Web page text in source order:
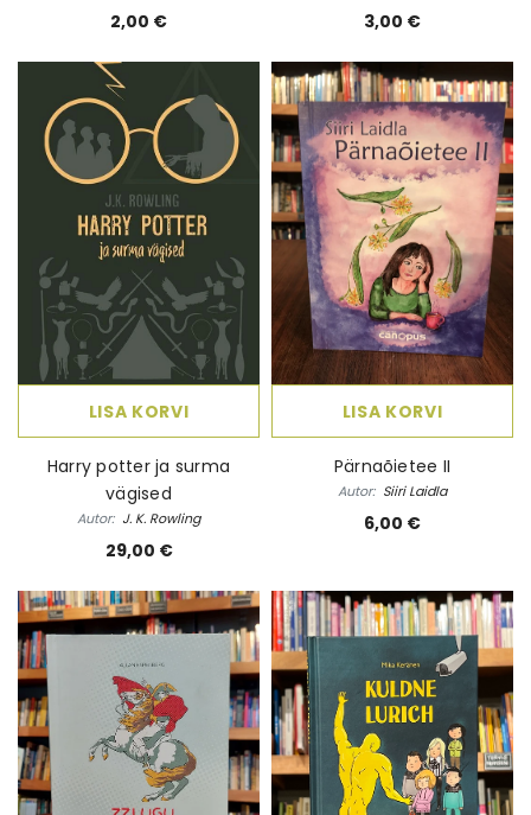
2,00 € 3,00 €
LISA KORVI
Harry potter ja surma
vägised
Autor: J. K. Rowling
29,00 €
LISA KORVI
Pärnaõietee II
Autor: Siiri Laidla
6,00 €